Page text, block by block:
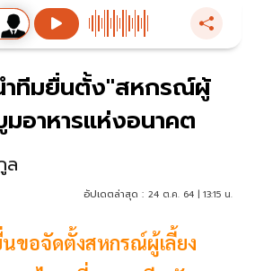
ำทีมยื่นตั้ง"สหกรณ์ผู้
อาหารแห่งอนาคต
ล
อัปเดตล่าสุด : 24 ต.ค. 64 | 13:15 น.
ขอจัดตั้งสหกรณ์ผู้เลี้ยง